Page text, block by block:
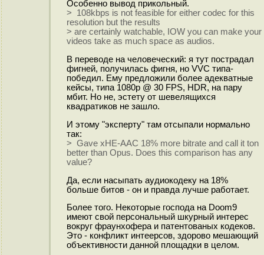
Особенно вывод прикольный.
> 108kbps is not feasible for either codec for this
resolution but the results
> are certainly watchable, IOW you can make your
videos take as much space as audios.
В переводе на человеческий: я тут пострадал
фигней, получилась фигня, но VVC типа-
победил. Ему предложили более адекватные
кейсы, типа 1080p @ 30 FPS, HDR, на пару
мбит. Но не, эстету от шевелящихся
квадратиков не зашло.
И этому "эксперту" там отсыпали нормально
так:
> Gave xHE-AAC 18% more bitrate and call it ton
better than Opus. Does this comparison has any
value?
Да, если насыпать аудиокодеку на 18%
больше битов - он и правда лучше работает.
Более того. Некоторые господа на Doom9
имеют свой персональный шкурный интерес
вокруг фраунхофера и патентованых кодеков.
Это - конфликт интеерсов, здорово мешающий
объективности данной площадки в целом.